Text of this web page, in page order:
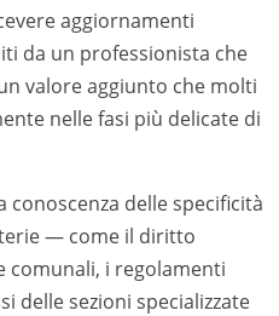
aggiornamenti
da un professionista che
valore aggiunto che molti
nelle fasi più delicate di
delle specificità
— come il diritto
comunali, i regolamenti
delle sezioni specializzate